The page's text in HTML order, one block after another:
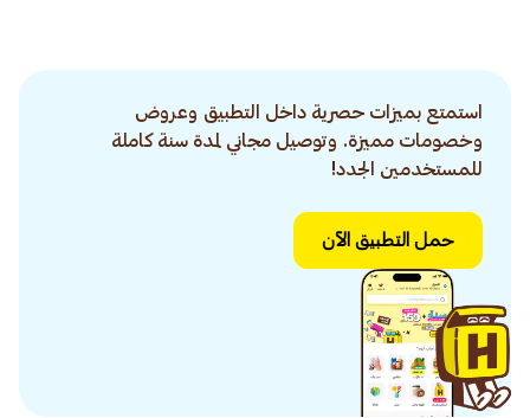
استمتع بميزات حصرية داخل التطبيق وعروض
وخصومات مميزة. وتوصيل مجاني لمدة سنة كاملة
للمستخدمين الجدد!
حمل التطبيق الآن